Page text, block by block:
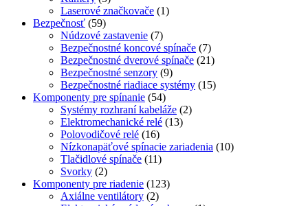
Laserové značkovače (1)
Bezpečnosť (59)
Núdzové zastavenie (7)
Bezpečnostné koncové spínače (7)
Bezpečnostné dverové spínače (21)
Bezpečnostné senzory (9)
Bezpečnostné riadiace systémy (15)
Komponenty pre spínanie (54)
Systémy rozhraní kabeláže (2)
Elektromechanické relé (13)
Polovodičové relé (16)
Nízkonapäťové spínacie zariadenia (10)
Tlačidlové spínače (11)
Svorky (2)
Komponenty pre riadenie (123)
Axiálne ventilátory (2)